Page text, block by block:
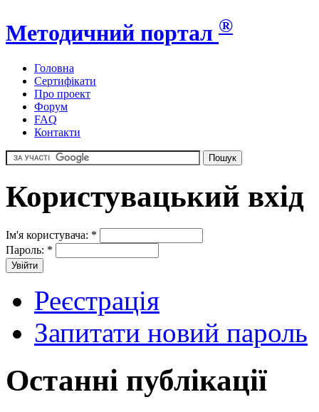
Методичний портал ®
Головна
Сертифікати
Про проект
Форум
FAQ
Контакти
Користувацький вхід
Ім'я користувача: *
Пароль: *
Реєстрація
Запитати новий пароль
Останні публікації